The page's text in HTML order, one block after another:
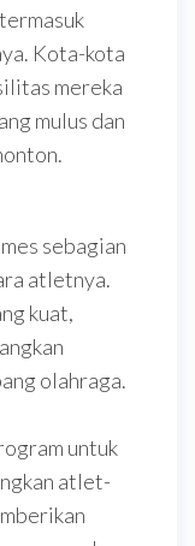
Kota-kota
mereka
mulus dan
sebagian
atletnya.
kuat,
olahraga.
untuk
atlet-